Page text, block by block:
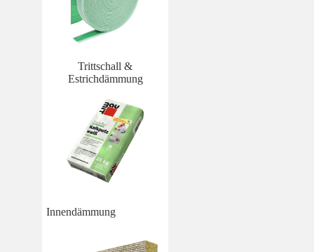
Trittschall &
Estrichdämmung
Innendämmung